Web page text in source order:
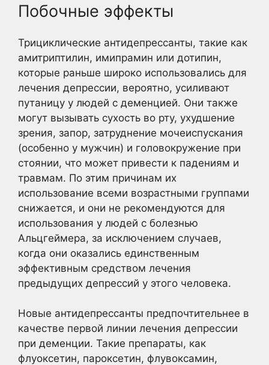
Побочные эффекты
Трициклические антидепрессанты, такие как
амитриптилин, имипрамин или дотипин,
которые раньше широко использовались для
лечения депрессии, вероятно, усиливают
путаницу у людей с деменцией. Они также
могут вызывать сухость во рту, ухудшение
зрения, запор, затруднение мочеиспускания
(особенно у мужчин) и головокружение при
стоянии, что может привести к падениям и
травмам. По этим причинам их
использование всеми возрастными группами
снижается, и они не рекомендуются для
использования у людей с болезнью
Альцгеймера, за исключением случаев,
когда они оказались единственным
эффективным средством лечения
предыдущих депрессий у этого человека.
Новые антидепрессанты предпочтительнее в
качестве первой линии лечения депрессии
при деменции. Такие препараты, как
флуоксетин, пароксетин, флувоксамин,